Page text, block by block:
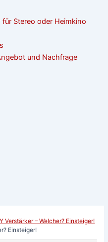
für Stereo oder Heimkino
und Nachfrage
Verstärker – Welcher? Einsteiger!
Einsteiger!